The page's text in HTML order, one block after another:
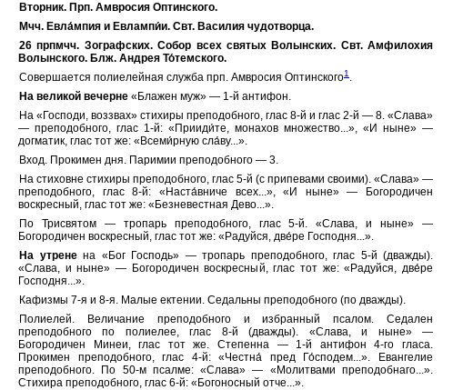
Вторник. Прп. Амвросия Оптинского.
Мчч. Евла́мпия и Евлампи́и. Свт. Василия чудотворца.
26 прпмчч. Зографских. Собор всех святых Волынских. Свт. Амфилохия
Волынского. Блж. Андрея То́темского.
Совершается полиелейная служба прп. Амвросия Оптинского1 .
На великой вечерне «Блажен муж» — 1-й антифон.
На «Господи, воззвах» стихиры преподобного, глас 8-й и глас 2-й — 8. «Слава»
— преподобного, глас 1-й: «Прииди́те, монахов множество...», «И ныне» —
догматик, глас тот же: «Всеми́рную сла́ву...».
Вход. Прокимен дня. Паримии преподобного — 3.
На стиховне стихиры преподобного, глас 5-й (с припевами своими). «Слава» —
преподобного, глас 8-й: «Наста́вниче всех...», «И ныне» — Богородичен
воскресный, глас тот же: «Безневестная Дево...».
По Трисвятом — тропарь преподобного, глас 5-й. «Слава, и ныне» —
Богородичен воскресный, глас тот же: «Радуйся, две́ре Господня...».
На утренена «Бог Господь» — тропарь преподобного, глас 5-й (дважды).
«Слава, и ныне» — Богородичен воскресный, глас тот же: «Радуйся, две́ре
Господня...».
Кафизмы 7-я и 8-я. Малые ектении. Седальны преподобного (по дважды).
Полиелей. Величание преподобного и избранный псалом. Седален
преподобного по полиелее, глас 8-й (дважды). «Слава, и ныне» —
Богородичен Минеи, глас тот же. Степенна — 1-й антифон 4-го гласа.
Прокимен преподобного, глас 4-й: «Честна́ пред Го́сподем...». Евангелие
преподобного. По 50-м псалме: «Слава» — «Молитвами преподобнаго...».
Стихира преподобного, глас 6-й: «Богоносный отче...».